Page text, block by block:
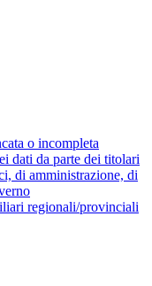
o incompleta
dati da parte dei titolari
di amministrazione, di
regionali/provinciali